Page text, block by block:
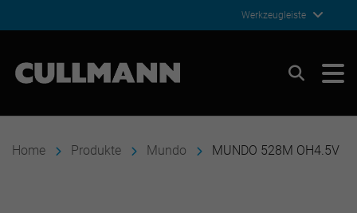
Werkzeugleiste
Cullmann Germany
Suchen
Home Produkte Mundo MUNDO 528M OH4.5V